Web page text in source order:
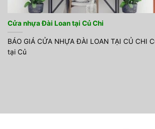
Cửa nhựa Đài Loan tại Củ Chi
BÁO GIÁ CỬA NHỰA ĐÀI LOAN TẠI CỦ CHI
tại Củ